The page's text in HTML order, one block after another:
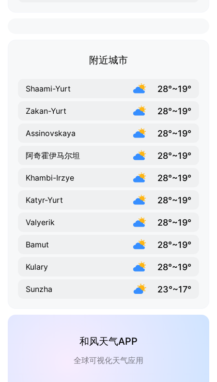
附近城市
Shaami-Yurt 28°~19°
Zakan-Yurt 28°~19°
Assinovskaya 28°~19°
阿奇霍伊马尔坦 28°~19°
Khambi-Irzye 28°~19°
Katyr-Yurt 28°~19°
Valyerik 28°~19°
Bamut 28°~19°
Kulary 28°~19°
Sunzha 23°~17°
和风天气APP
全球可视化天气应用